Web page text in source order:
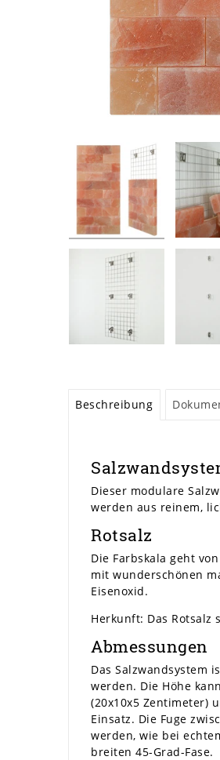
Beschreibung
Dieser modulare
werden aus reinem,
Rotsalz
Die Farbskala geht
mit wunderschönen
Eisenoxid.
Herkunft: Das Rotsalz
Abmessungen
Das Salzwandsystem
werden. Die Höhe
(20x10x5 Zentimeter)
Einsatz. Die Fuge
werden, wie bei
breiten 45-Grad-Fase.